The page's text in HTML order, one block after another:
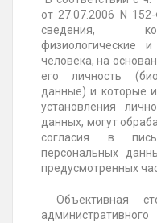
от 27.07.2006 N
сведения,
физиологические и
человека, на
его личность
данные) и которые
установления
данных, могут
согласия в
персональных
предусмотренных
Объективная